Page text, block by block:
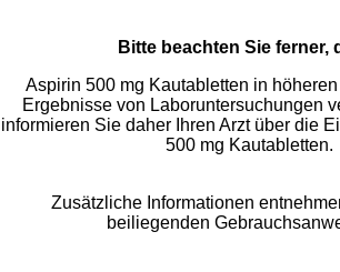
Bitte beachten Sie ferner,
Aspirin 500 mg Kautabletten in
Ergebnisse von Laboruntersuchungen
informieren Sie daher Ihren Arzt über die
500 mg Kautabletten.
Zusätzliche Informationen
beiliegenden